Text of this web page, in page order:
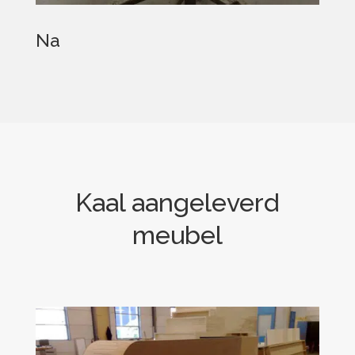
Na
Kaal aangeleverd
meubel